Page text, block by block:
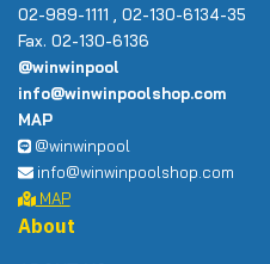
02-989-1111 , 02-130-6134-35
Fax. 02-130-6136
@winwinpool
info@winwinpoolshop.com
MAP
@winwinpool
info@winwinpoolshop.com
MAP
About